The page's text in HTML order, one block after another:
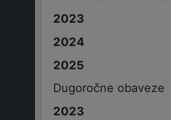
Dugoročne obaveze